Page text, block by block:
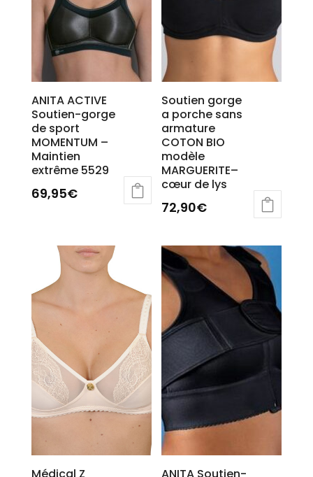
page
produit
ANITA ACTIVE
Soutien-gorge
de sport
MOMENTUM –
Maintien
extrême 5529
69,95€
plusieurs
variations.
Les
options
peuvent
être
choisies
sur
la
page
du
Soutien gorge
a porche sans
armature
COTON BIO
modèle
MARGUERITE–
cœur de lys
72,90€
plusieurs
variations.
options
peuvent
choisies
sur
la
du
produit